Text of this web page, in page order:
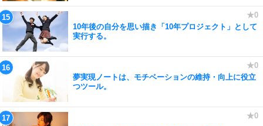
10年後の自分を思い描き「10年プロジェクト」として
実行する。
夢実現ノートは、モチベーションの維持・向上に役立
つツール。